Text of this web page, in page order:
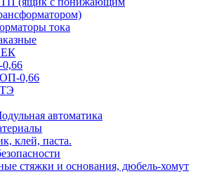
тока
0,66
автоматика
клей, паста.
стяжки и основания, дюбель-хомут